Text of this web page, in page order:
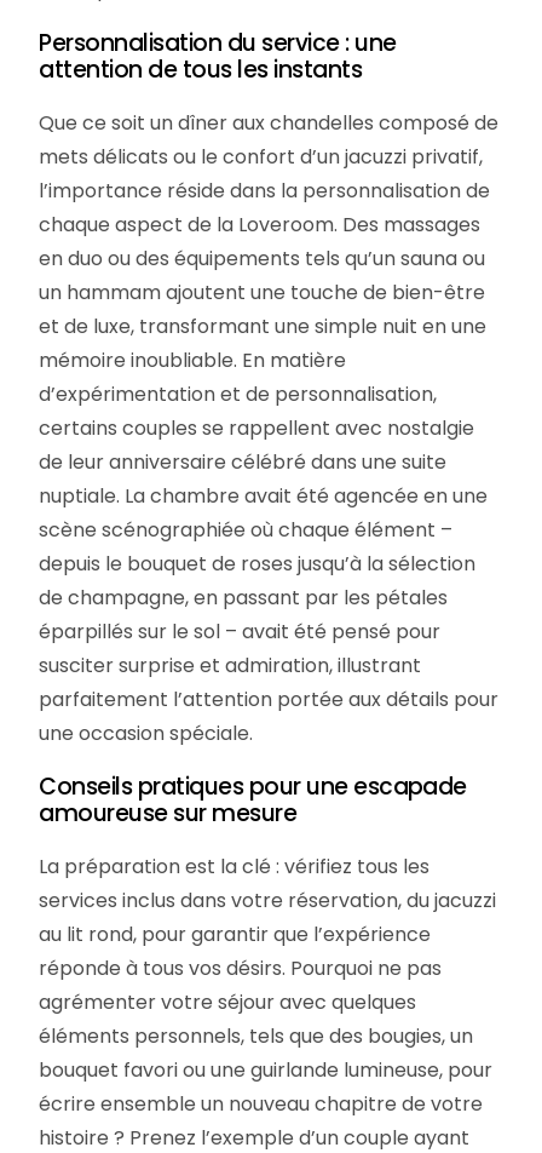
Personnalisation du service : une
attention de tous les instants
Que ce soit un dîner aux chandelles composé de
mets délicats ou le confort d’un jacuzzi privatif,
l’importance réside dans la personnalisation de
chaque aspect de la Loveroom. Des massages
en duo ou des équipements tels qu’un sauna ou
un hammam ajoutent une touche de bien-être
et de luxe, transformant une simple nuit en une
mémoire inoubliable. En matière
d’expérimentation et de personnalisation,
certains couples se rappellent avec nostalgie
de leur anniversaire célébré dans une suite
nuptiale. La chambre avait été agencée en une
scène scénographiée où chaque élément –
depuis le bouquet de roses jusqu’à la sélection
de champagne, en passant par les pétales
éparpillés sur le sol – avait été pensé pour
susciter surprise et admiration, illustrant
parfaitement l’attention portée aux détails pour
une occasion spéciale.
Conseils pratiques pour une escapade
amoureuse sur mesure
La préparation est la clé : vérifiez tous les
services inclus dans votre réservation, du jacuzzi
au lit rond, pour garantir que l’expérience
réponde à tous vos désirs. Pourquoi ne pas
agrémenter votre séjour avec quelques
éléments personnels, tels que des bougies, un
bouquet favori ou une guirlande lumineuse, pour
écrire ensemble un nouveau chapitre de votre
histoire ? Prenez l’exemple d’un couple ayant